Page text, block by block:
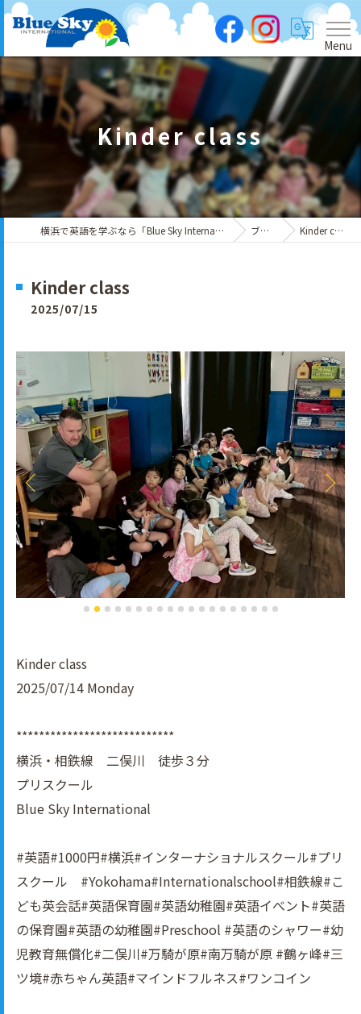
Menu
Kinder class
横浜で英語を学ぶなら「Blue Sky International」 ブログ Kinder class
Kinder class
2025/07/15
Kinder class
2025/07/14 Monday
****************************
横浜・相鉄線 二俣川 徒歩３分
プリスクール
Blue Sky International
#英語#1000円#横浜#インターナショナルスクール#プリ
スクール #Yokohama#Internationalschool#相鉄線#こ
ども英会話#英語保育園#英語幼稚園#英語イべント#英語
の保育園#英語の幼稚園#Preschool #英語のシャワー#幼
児教育無償化#二俣川#万騎が原#南万騎が原 #鶴ヶ峰#三
ツ境#赤ちゃん英語#マインドフルネス#ワンコイン